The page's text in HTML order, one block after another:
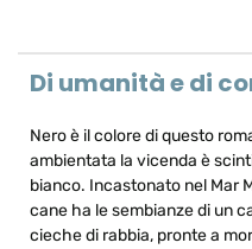
Di umanità e di
Nero è il colore di questo
ambientata la vicenda è
bianco. Incastonato nel Mar
cane ha le sembianze di un
cieche di rabbia, pronte a